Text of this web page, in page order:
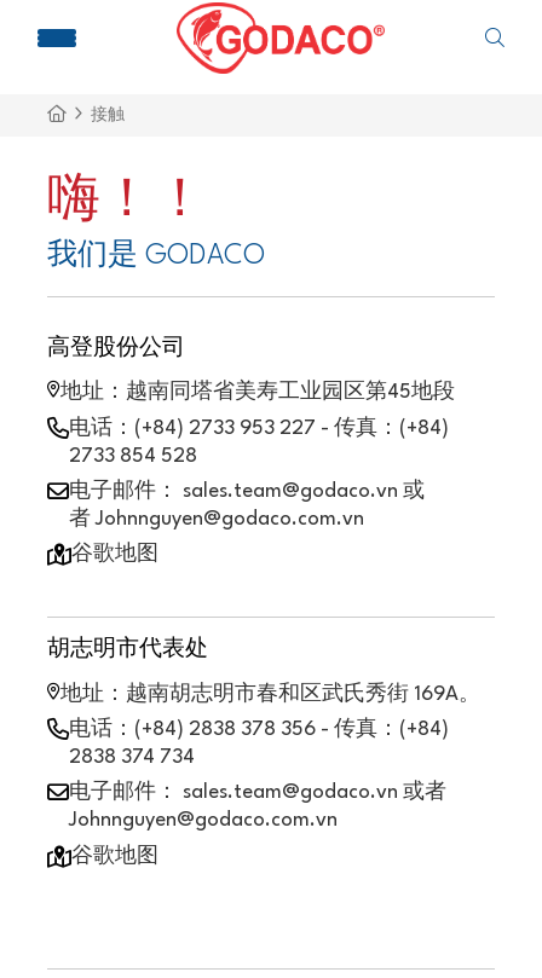
接触
嗨！！
我们是 GODACO
高登股份公司
地址：越南同塔省美寿工业园区第45地段
电话：(+84) 2733 953 227 - 传真：(+84)
2733 854 528
电子邮件： sales.team@godaco.vn 或
者 Johnnguyen@godaco.com.vn
谷歌地图
胡志明市代表处
地址：越南胡志明市春和区武氏秀街 169A。
电话：(+84) 2838 378 356 - 传真：(+84)
2838 374 734
电子邮件： sales.team@godaco.vn 或者
Johnnguyen@godaco.com.vn
谷歌地图